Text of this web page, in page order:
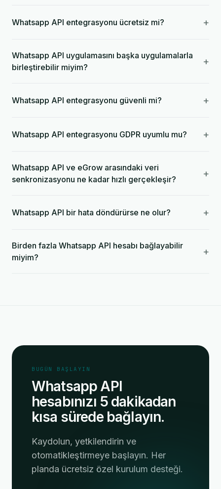
Whatsapp API entegrasyonu ücretsiz mi? +
Whatsapp API uygulamasını başka uygulamalarla
birleştirebilir miyim?
+
Whatsapp API entegrasyonu güvenli mi? +
Whatsapp API entegrasyonu GDPR uyumlu mu? +
Whatsapp API ve eGrow arasındaki veri
senkronizasyonu ne kadar hızlı gerçekleşir?
+
Whatsapp API bir hata döndürürse ne olur? +
Birden fazla Whatsapp API hesabı bağlayabilir
miyim?
+
BUGÜN BAŞLAYIN
Whatsapp API
hesabınızı 5 dakikadan
kısa sürede bağlayın.
Kaydolun, yetkilendirin ve
otomatikleştirmeye başlayın. Her
planda ücretsiz özel kurulum desteği.